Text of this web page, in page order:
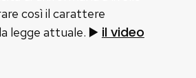
così il carattere
legge attuale. ▶️ il video